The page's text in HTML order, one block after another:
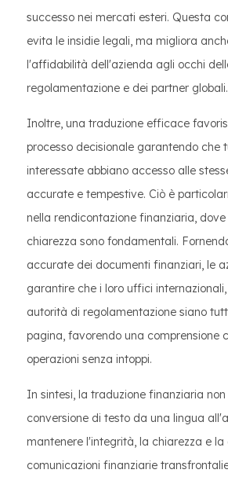
successo nei mercati esteri. Questa
evita le insidie legali, ma migliora
l'affidabilità dell'azienda agli occhi
regolamentazione e dei partner globali.
Inoltre, una traduzione efficace
processo decisionale garantendo che
interessate abbiano accesso alle
accurate e tempestive. Ciò è
nella rendicontazione finanziaria,
chiarezza sono fondamentali.
accurate dei documenti finanziari, le
garantire che i loro uffici
autorità di regolamentazione siano
pagina, favorendo una comprensione
operazioni senza intoppi.
In sintesi, la traduzione finanziaria
conversione di testo da una lingua
mantenere l'integrità, la chiarezza e
comunicazioni finanziarie